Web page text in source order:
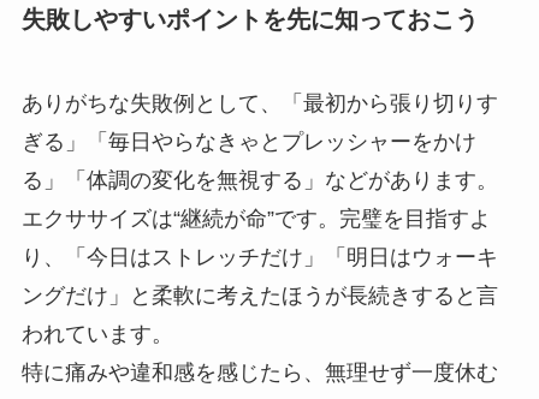
失敗しやすいポイントを先に知っておこう
ありがちな失敗例として、「最初から張り切りす
ぎる」「毎日やらなきゃとプレッシャーをかけ
る」「体調の変化を無視する」などがあります。
エクササイズは“継続が命”です。完璧を目指すよ
り、「今日はストレッチだけ」「明日はウォーキ
ングだけ」と柔軟に考えたほうが長続きすると言
われています。
特に痛みや違和感を感じたら、無理せず一度休む